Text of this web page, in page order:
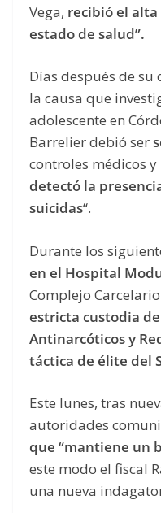
Vega, recibió el
estado de salud”.
Días después de su
la causa que
adolescente en
Barrelier debió ser
controles médicos
detectó la
suicidas“.
Durante los
en el Hospital
Complejo
estricta custodia
Antinarcóticos y
táctica de élite del
Este lunes, tras
autoridades
que “mantiene un
este modo el fiscal
una nueva